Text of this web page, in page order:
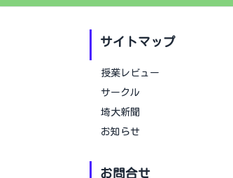
サイトマップ
授業レビュー
サークル
埼大新聞
お知らせ
お問合せ